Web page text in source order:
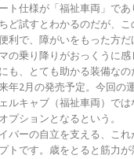
ト仕様が「福祉車両」であ
ど試すとわかるのだが、こ
利で、障がいをもった方だ
の乗り降りがおっくうに感
も、とても助かる装備な
年2月の発売予定。今回の
ルキャブ（福祉車両）では
プションとなるという。
バーの自立を支える、これ
トです。歳をとると筋力